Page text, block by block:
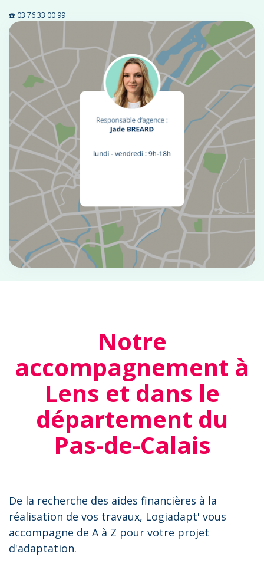
☎️ 03 76 33 00 99
Notre
accompagnement à
Lens et dans le
département du
Pas-de-Calais
De la recherche des aides financières à la
réalisation de vos travaux, Logiadapt' vous
accompagne de A à Z pour votre projet
d'adaptation.